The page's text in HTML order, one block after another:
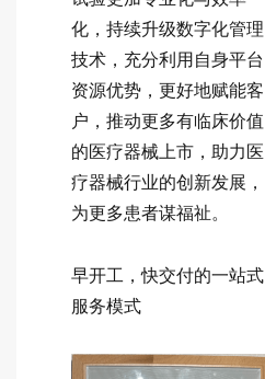
化，持续升级数字化管理
技术，充分利用自身平台
资源优势，更好地赋能客
户，推动更多有临床价值
的医疗器械上市，助力医
疗器械行业的创新发展，
为更多患者谋福祉。
早开工，快交付的一站式
服务模式